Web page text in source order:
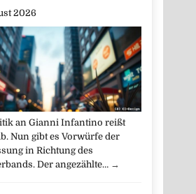
2026
an Gianni Infantino reißt
Nun gibt es Vorwürfe der
in Richtung des
Der angezählte… →